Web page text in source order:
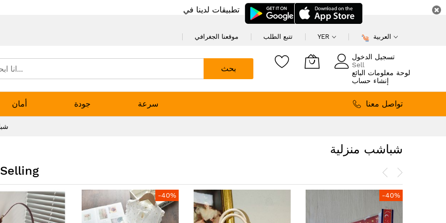
تطبيقات لدينا في
موقعنا الجغرافي تتبع الطلب YER العربية
بحث
تسجيل الدخول
Sell
لوحة معلومات البائع
إنشاء حساب
أمان جودة سرعة
تواصل معنا
شباشب منزلية
-40% -40%